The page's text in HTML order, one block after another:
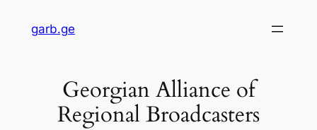
garb.ge
Georgian Alliance of
Regional Broadcasters